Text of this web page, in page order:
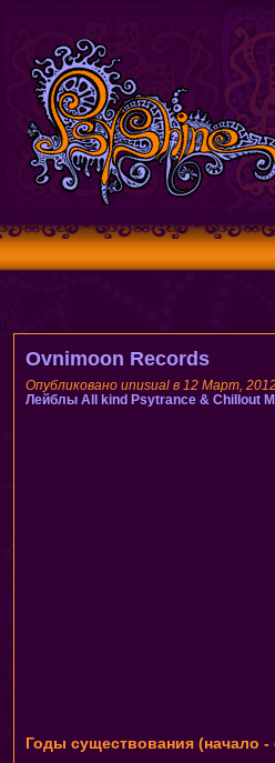
Ovnimoon Records
Опубликовано unusual в 12 Март,
Лейблы All kind Psytrance & Chillout
Годы существования (начало -